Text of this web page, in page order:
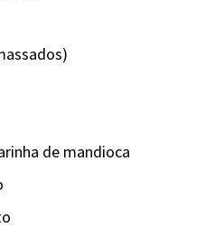
de mandioca